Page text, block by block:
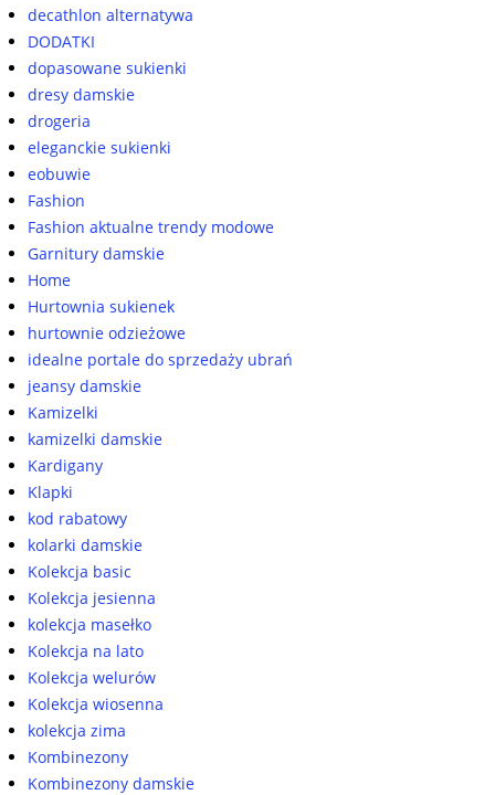
decathlon alternatywa
DODATKI
dopasowane sukienki
dresy damskie
drogeria
eleganckie sukienki
eobuwie
Fashion
Fashion aktualne trendy modowe
Garnitury damskie
Home
Hurtownia sukienek
hurtownie odzieżowe
idealne portale do sprzedaży ubrań
jeansy damskie
Kamizelki
kamizelki damskie
Kardigany
Klapki
kod rabatowy
kolarki damskie
Kolekcja basic
Kolekcja jesienna
kolekcja masełko
Kolekcja na lato
Kolekcja welurów
Kolekcja wiosenna
kolekcja zima
Kombinezony
Kombinezony damskie